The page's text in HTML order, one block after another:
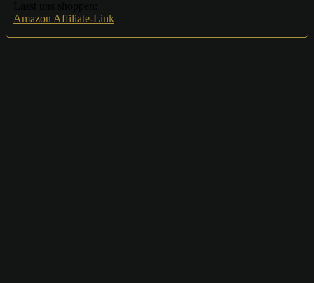
Amazon Affiliate-Link